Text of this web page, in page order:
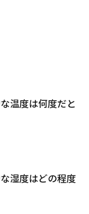
温度は何度だと
湿度はどの程度